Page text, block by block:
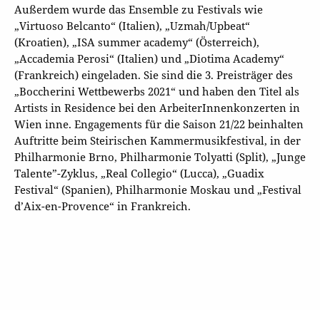
Außerdem wurde das Ensemble zu Festivals wie
„Virtuoso Belcanto“ (Italien), „Uzmah/Upbeat“
(Kroatien), „ISA summer academy“ (Österreich),
„Accademia Perosi“ (Italien) und „Diotima Academy“
(Frankreich) eingeladen. Sie sind die 3. Preisträger des
„Boccherini Wettbewerbs 2021“ und haben den Titel als
Artists in Residence bei den ArbeiterInnenkonzerten in
Wien inne. Engagements für die Saison 21/22 beinhalten
Auftritte beim Steirischen Kammermusikfestival, in der
Philharmonie Brno, Philharmonie Tolyatti (Split), „Junge
Talente”-Zyklus, „Real Collegio“ (Lucca), „Guadix
Festival“ (Spanien), Philharmonie Moskau und „Festival
d’Aix-en-Provence“ in Frankreich.